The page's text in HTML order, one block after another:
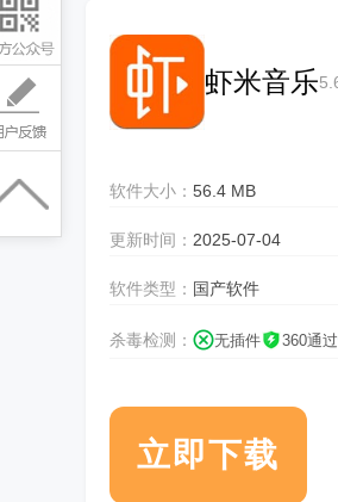
虾米音乐
软件大小： 56.4 MB
更新时间： 2025-07-04
软件类型： 国产软件
杀毒检测： 无插件 360通过
立即下载